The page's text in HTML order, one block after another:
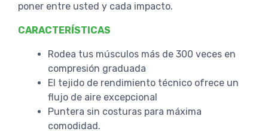
poner entre usted y cada impacto.
CARACTERÍSTICAS
Rodea tus músculos más de 300 veces en
compresión graduada
El tejido de rendimiento técnico ofrece un
flujo de aire excepcional
Puntera sin costuras para máxima
comodidad.